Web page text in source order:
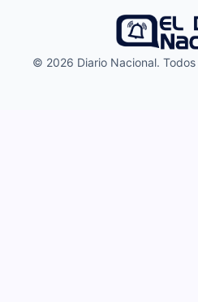
© 2026 Diario Nacional.